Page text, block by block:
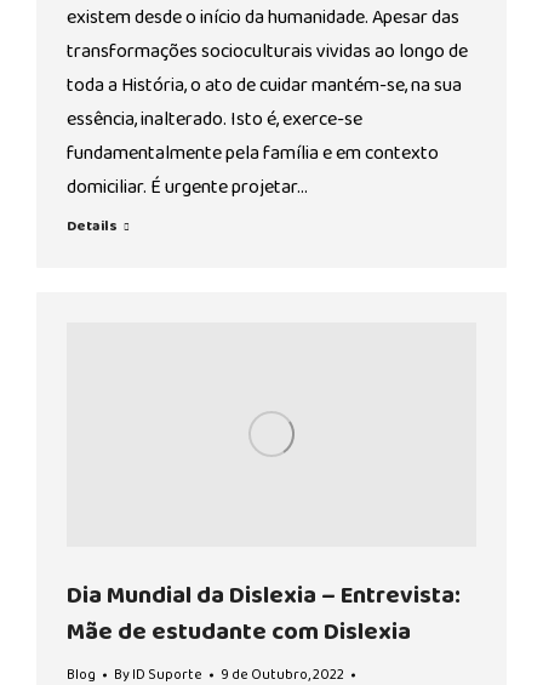
existem desde o início da humanidade. Apesar das
transformações socioculturais vividas ao longo de
toda a História, o ato de cuidar mantém-se, na sua
essência, inalterado. Isto é, exerce-se
fundamentalmente pela família e em contexto
domiciliar. É urgente projetar…
Details
Dia Mundial da Dislexia – Entrevista:
Mãe de estudante com Dislexia
Blog ByID Suporte
9 de Outubro, 2022